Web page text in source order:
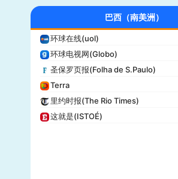
商业内幕(Business Insider)
iHeartRadio
纽约客(New Yorker)
娱乐周刊(Entertainment Weekly)
芝加哥论坛报(Chicago Tribune)
财富(Fortune)
纽约每日新闻(New York Daily News)
巴西（南美洲）
环球在线(uol)
环球电视网(Globo)
圣保罗页报(Folha de S.Paulo)
Terra
里约时报(The Rio Times)
这就是(ISTOÉ)